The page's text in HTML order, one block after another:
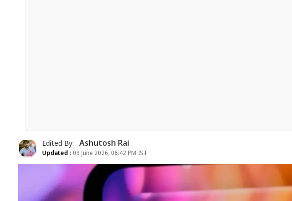
Edited By: Ashutosh Rai
Updated : 09 June 2026, 06:42 PM IST